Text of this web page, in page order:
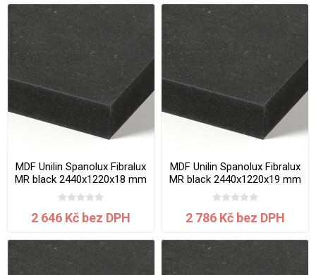
MDF Unilin Spanolux Fibralux
MR black 2440x1220x18 mm
2 646 Kč bez DPH
MDF Unilin Spanolux Fibralux
MR black 2440x1220x19 mm
2 786 Kč bez DPH